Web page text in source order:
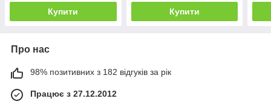
Купити Купити
Про нас
98% позитивних з 182 відгуків за рік
Працює з 27.12.2012